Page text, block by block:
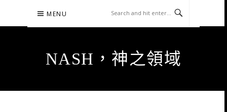
content
MENU
NASH，神之領域